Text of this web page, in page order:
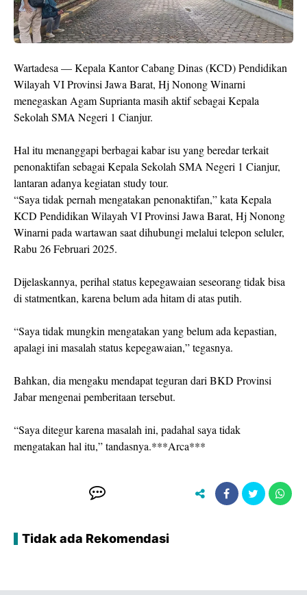
Wartadesa — Kepala Kantor Cabang Dinas (KCD) Pendidikan
Wilayah VI Provinsi Jawa Barat, Hj Nonong Winarni
menegaskan Agam Suprianta masih aktif sebagai Kepala
Sekolah SMA Negeri 1 Cianjur.
Hal itu menanggapi berbagai kabar isu yang beredar terkait
penonaktifan sebagai Kepala Sekolah SMA Negeri 1 Cianjur,
lantaran adanya kegiatan study tour.
“Saya tidak pernah mengatakan penonaktifan,” kata Kepala
KCD Pendidikan Wilayah VI Provinsi Jawa Barat, Hj Nonong
Winarni pada wartawan saat dihubungi melalui telepon seluler,
Rabu 26 Februari 2025.
Dijelaskannya, perihal status kepegawaian seseorang tidak bisa
di statmentkan, karena belum ada hitam di atas putih.
“Saya tidak mungkin mengatakan yang belum ada kepastian,
apalagi ini masalah status kepegawaian,” tegasnya.
Bahkan, dia mengaku mendapat teguran dari BKD Provinsi
Jabar mengenai pemberitaan tersebut.
“Saya ditegur karena masalah ini, padahal saya tidak
mengatakan hal itu,” tandasnya.***Arca***
Tidak ada Rekomendasi